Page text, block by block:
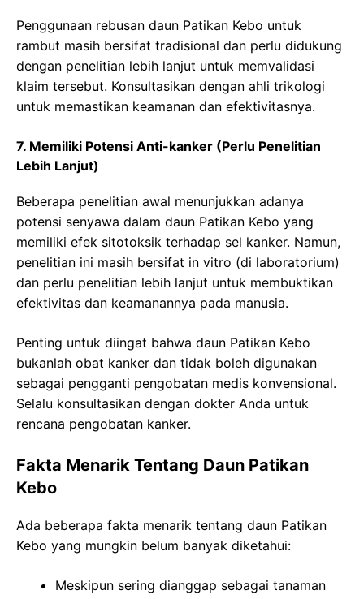
Penggunaan rebusan daun Patikan Kebo untuk
rambut masih bersifat tradisional dan perlu didukung
dengan penelitian lebih lanjut untuk memvalidasi
klaim tersebut. Konsultasikan dengan ahli trikologi
untuk memastikan keamanan dan efektivitasnya.
7. Memiliki Potensi Anti-kanker (Perlu Penelitian
Lebih Lanjut)
Beberapa penelitian awal menunjukkan adanya
potensi senyawa dalam daun Patikan Kebo yang
memiliki efek sitotoksik terhadap sel kanker. Namun,
penelitian ini masih bersifat in vitro (di laboratorium)
dan perlu penelitian lebih lanjut untuk membuktikan
efektivitas dan keamanannya pada manusia.
Penting untuk diingat bahwa daun Patikan Kebo
bukanlah obat kanker dan tidak boleh digunakan
sebagai pengganti pengobatan medis konvensional.
Selalu konsultasikan dengan dokter Anda untuk
rencana pengobatan kanker.
Fakta Menarik Tentang Daun Patikan
Kebo
Ada beberapa fakta menarik tentang daun Patikan
Kebo yang mungkin belum banyak diketahui:
Meskipun sering dianggap sebagai tanaman